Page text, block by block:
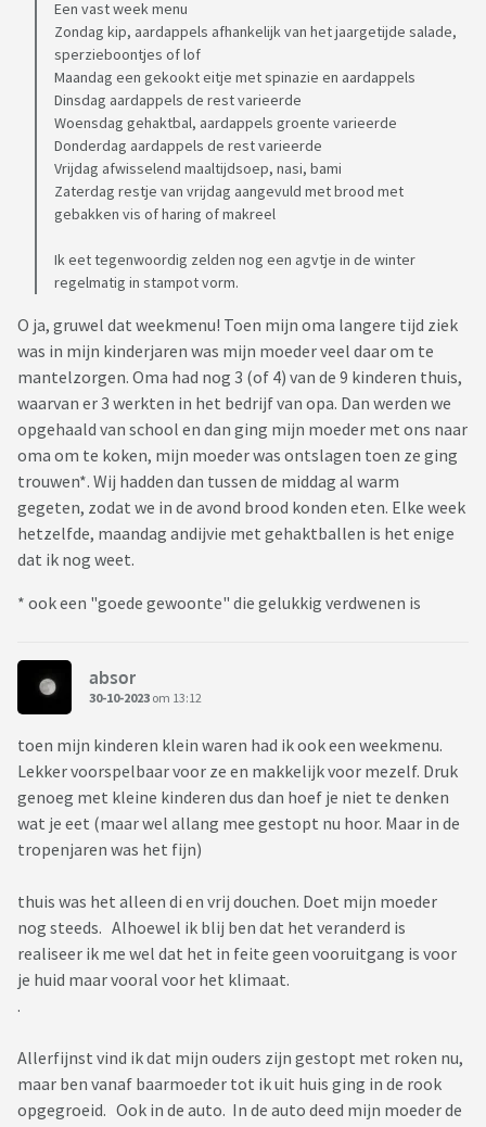
Een vast week menu
Zondag kip, aardappels afhankelijk van het jaargetijde salade,
sperzieboontjes of lof
Maandag een gekookt eitje met spinazie en aardappels
Dinsdag aardappels de rest varieerde
Woensdag gehaktbal, aardappels groente varieerde
Donderdag aardappels de rest varieerde
Vrijdag afwisselend maaltijdsoep, nasi, bami
Zaterdag restje van vrijdag aangevuld met brood met
gebakken vis of haring of makreel
Ik eet tegenwoordig zelden nog een agvtje in de winter
regelmatig in stampot vorm.
O ja, gruwel dat weekmenu! Toen mijn oma langere tijd ziek
was in mijn kinderjaren was mijn moeder veel daar om te
mantelzorgen. Oma had nog 3 (of 4) van de 9 kinderen thuis,
waarvan er 3 werkten in het bedrijf van opa. Dan werden we
opgehaald van school en dan ging mijn moeder met ons naar
oma om te koken, mijn moeder was ontslagen toen ze ging
trouwen*. Wij hadden dan tussen de middag al warm
gegeten, zodat we in de avond brood konden eten. Elke week
hetzelfde, maandag andijvie met gehaktballen is het enige
dat ik nog weet.
* ook een "goede gewoonte" die gelukkig verdwenen is
absor
30-10-2023 om 13:12
toen mijn kinderen klein waren had ik ook een weekmenu.
Lekker voorspelbaar voor ze en makkelijk voor mezelf. Druk
genoeg met kleine kinderen dus dan hoef je niet te denken
wat je eet (maar wel allang mee gestopt nu hoor. Maar in de
tropenjaren was het fijn)
thuis was het alleen di en vrij douchen. Doet mijn moeder
nog steeds. Alhoewel ik blij ben dat het veranderd is
realiseer ik me wel dat het in feite geen vooruitgang is voor
je huid maar vooral voor het klimaat.
.
Allerfijnst vind ik dat mijn ouders zijn gestopt met roken nu,
maar ben vanaf baarmoeder tot ik uit huis ging in de rook
opgegroeid. Ook in de auto. In de auto deed mijn moeder de